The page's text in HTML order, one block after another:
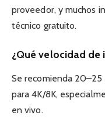
proveedor, y muchos
técnico gratuito.
¿Qué velocidad de
Se recomienda
para 4K/8K,
en vivo.